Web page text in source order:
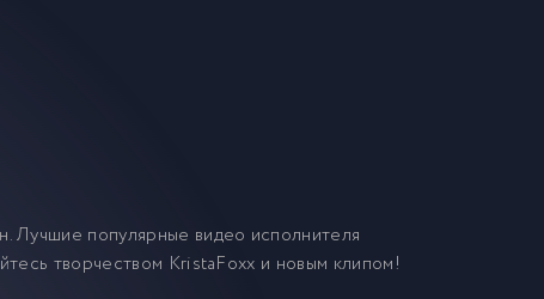
Лучшие популярные видео исполнителя
творчеством KristaFoxx и новым клипом!